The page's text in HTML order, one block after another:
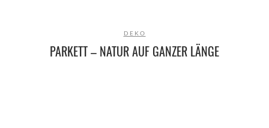
DEKO
PARKETT – NATUR AUF GANZER LÄNGE